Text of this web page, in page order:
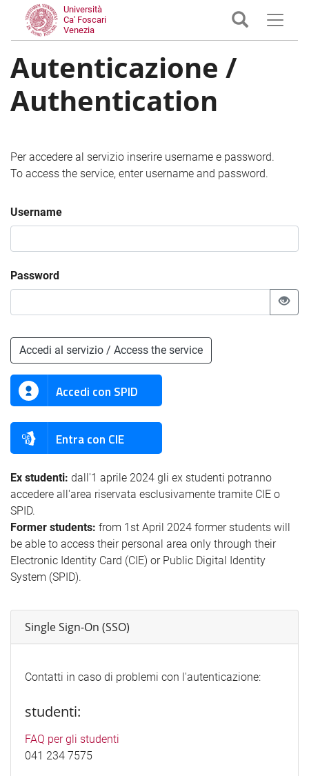
Università
Ca' Foscari
Venezia
Autenticazione /
Authentication
Per accedere al servizio inserire username e password.
To access the service, enter username and password.
Username
Password
Accedi al servizio / Access the service
Accedi con SPID
Entra con CIE
Ex studenti: dall'1 aprile 2024 gli ex studenti potranno
accedere all'area riservata esclusivamente tramite CIE o
SPID.
Former students: from 1st April 2024 former students will
be able to access their personal area only through their
Electronic Identity Card (CIE) or Public Digital Identity
System (SPID).
Single Sign-On (SSO)
Contatti in caso di problemi con l'autenticazione:
studenti:
FAQ per gli studenti
041 234 7575